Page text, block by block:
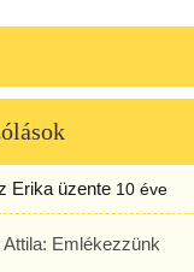
Erika üzente 10 éve
Emlékezzünk